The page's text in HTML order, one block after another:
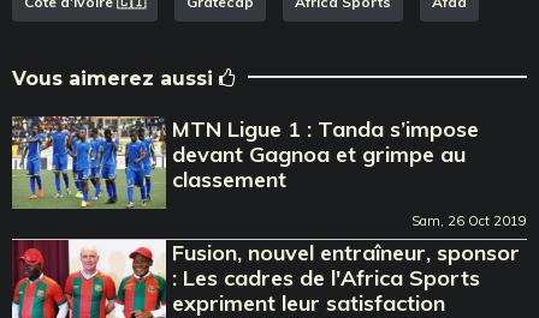
Vous aimerez aussi
MTN Ligue 1 : Tanda s’impose
devant Gagnoa et grimpe au
classement
Sam, 26 Oct 2019
Fusion, nouvel entraîneur, sponsor
: Les cadres de l'Africa Sports
expriment leur satisfaction